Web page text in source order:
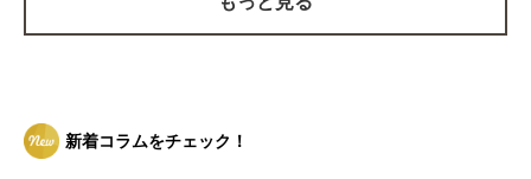
新着コラムをチェック！